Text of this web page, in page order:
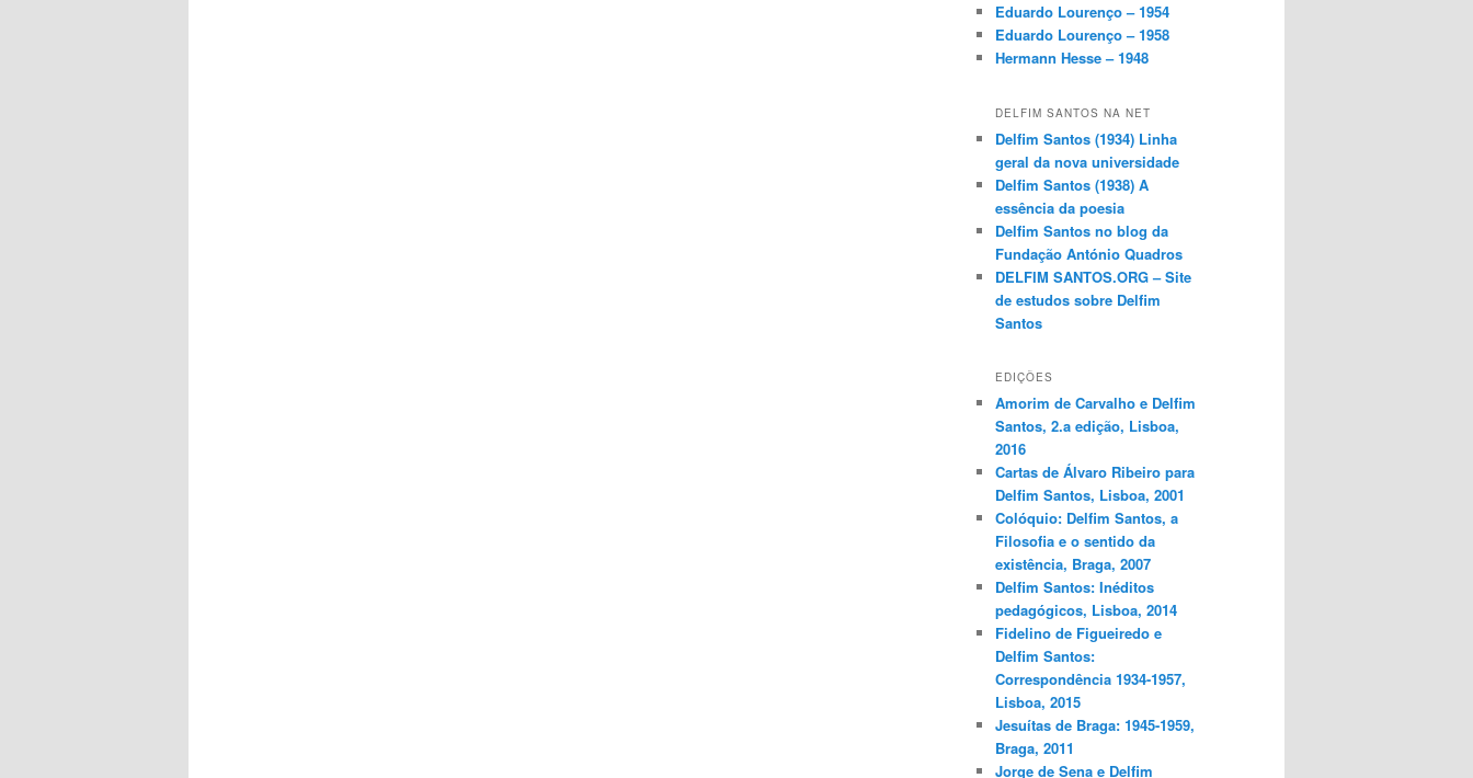
Eduardo Lourenço – 1954
Eduardo Lourenço – 1958
Hermann Hesse – 1948
DELFIM SANTOS NA NET
Delfim Santos (1934) Linha
geral da nova universidade
Delfim Santos (1938) A
essência da poesia
Delfim Santos no blog da
Fundação António Quadros
DELFIM SANTOS.ORG – Site
de estudos sobre Delfim
Santos
EDIÇÕES
Amorim de Carvalho e Delfim
Santos, 2.a edição, Lisboa,
2016
Cartas de Álvaro Ribeiro para
Delfim Santos, Lisboa, 2001
Colóquio: Delfim Santos, a
Filosofia e o sentido da
existência, Braga, 2007
Delfim Santos: Inéditos
pedagógicos, Lisboa, 2014
Fidelino de Figueiredo e
Delfim Santos:
Correspondência 1934-1957,
Lisboa, 2015
Jesuítas de Braga: 1945-1959,
Braga, 2011
Jorge de Sena e Delfim